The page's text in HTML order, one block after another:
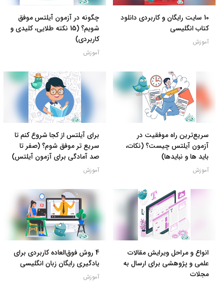
10 سایت رایگان و کاربردی دانلود
کتاب انگلیسی
آموزش
چگونه در آزمون آیلتس موفق
شویم؟ (15 نکته طلایی، کلیدی و
کاربردی)
آموزش
سریع‌ترین راه موفقیت در
آزمون آیلتس چیست؟ (نکات،
باید ها و نبایدها)
آموزش
برای آیلتس از کجا شروع کنم تا
سریع تر موفق شوم؟ (صفر تا
صد آمادگی برای آزمون آیلتس)
آموزش
انواع و مراحل ویرایش مقالات
علمی و پژوهشی برای ارسال به
مجلات
4 روش فوق‌العاده کاربردی برای
یادگیری رایگان زبان انگلیسی
آموزش